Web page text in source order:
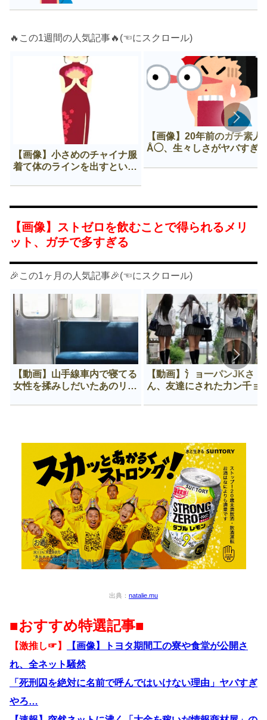
🔥この1週間の人気記事🔥(☜にスクロール)
【画像】小さめのチャイナ服
着て体のラインを出すという
【画像】20年前のガチ素人
Å◯、生々しさがヤバすぎ
【画像】ストゼロを飲むことで得られるメリ
ット、ガチで多すぎる
🎉この1ヶ月の人気記事🎉(☜にスクロール)
【動画】山手線車内で寝てる
女性を揉みしだいたあのリー
【動画】氵ョ一パンJKさ
ん、友達にされた力ン千ョ
出典： natalie.mu
■おすすめ特選記事■
【激推し☞】
【画像】トヨタ期間工の寮や食堂が公開さ
れ、全ネット騒然
「死刑囚を絶対に名前で呼んではいけない理由」ヤバすぎ
やろ…